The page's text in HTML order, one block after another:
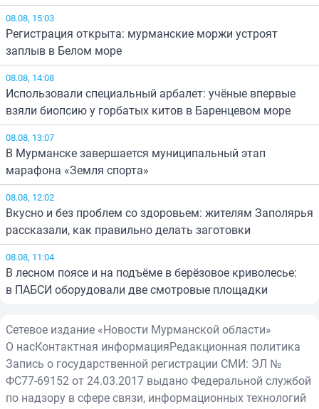
08.08, 15:03
Регистрация открыта: мурманские моржи устроят
заплыв в Белом море
08.08, 14:08
Использовали специальный арбалет: учёные впервые
взяли биопсию у горбатых китов в Баренцевом море
08.08, 13:07
В Мурманске завершается муниципальный этап
марафона «Земля спорта»
08.08, 12:02
Вкусно и без проблем со здоровьем: жителям Заполярья
рассказали, как правильно делать заготовки
08.08, 11:04
В лесном поясе и на подъёме в берёзовое криволесье:
в ПАБСИ оборудовали две смотровые площадки
Сетевое издание «Новости Мурманской области»
О насКонтактная информацияРедакционная политика
Запись о государственной регистрации СМИ: ЭЛ №
ФС77-69152 от 24.03.2017 выдано Федеральной службой
по надзору в сфере связи, информационных технологий